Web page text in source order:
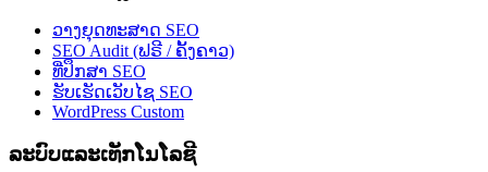
ວາງຍຸດທະສາດ SEO
SEO Audit (ຟຣີ / ຄັ້ງຄາວ)
ທີ່ປຶກສາ SEO
ຮັບເຮັດເວັບໄຊ SEO
WordPress Custom
ລະບົບແລະເທັກໂນໂລຊີ